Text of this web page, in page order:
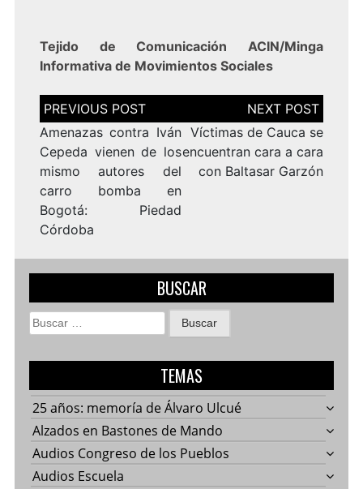
Tejido de Comunicación ACIN/Minga
Informativa de Movimientos Sociales
Navegación
de
entradas
Amenazas contra Iván
Cepeda vienen de los
mismo autores del
carro bomba en
Bogotá: Piedad
Córdoba
Víctimas de Cauca se
encuentran cara a cara
con Baltasar Garzón
BUSCAR
Buscar:
TEMAS
25 años: memoría de Álvaro Ulcué
Alzados en Bastones de Mando
Audios Congreso de los Pueblos
Audios Escuela